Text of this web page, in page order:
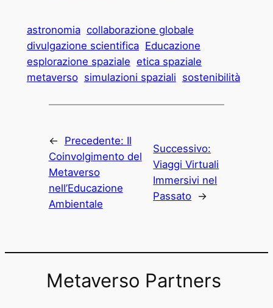
astronomia collaborazione globale
divulgazione scientifica Educazione
esplorazione spaziale etica spaziale
metaverso simulazioni spaziali sostenibilità
← Precedente: Il
Coinvolgimento del
Metaverso
nell’Educazione
Ambientale
Successivo:
Viaggi Virtuali
Immersivi nel
Passato →
Metaverso Partners